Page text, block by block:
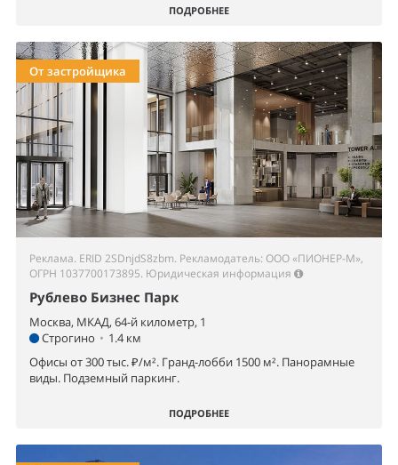
ПОДРОБНЕЕ
От застройщика
Реклама. ERID 2SDnjdS8zbm. Рекламодатель: ООО «ПИОНЕР-М»,
ОГРН 1037700173895. Юридическая информация
Рублево Бизнес Парк
Москва, МКАД, 64-й километр, 1
Строгино • 1.4 км
Офисы от 300 тыс. ₽/м². Гранд-лобби 1500 м². Панорамные
виды. Подземный паркинг.
ПОДРОБНЕЕ